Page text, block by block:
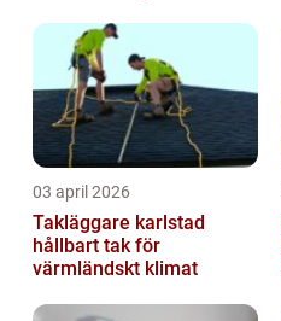
03 april 2026
Takläggare karlstad
hållbart tak för
värmländskt klimat